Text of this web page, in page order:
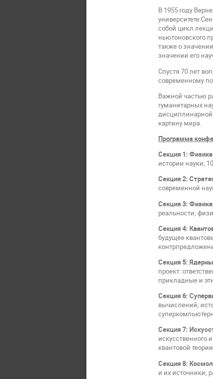
В 1955 году
университете
собой цикл
ньютоновского
также о
значении его
Спустя 70 лет
современному
Важной частью
гуманитарных
дисциплинарной
картину мира.
Программа
Секция 1:
истории науки;
Секция 2:
современной
Секция 3:
реальности;
Секция 4:
будущее
Секция 5:
проект:
прикладные и
Секция 6:
вычислений;
Секция 7:
искусственного
квантовой
Секция 8:
и их источники;